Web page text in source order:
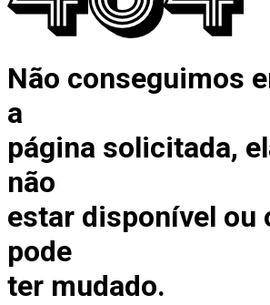
Não conseguimos
a
página solicitada,
não
estar disponível ou
pode
ter mudado.